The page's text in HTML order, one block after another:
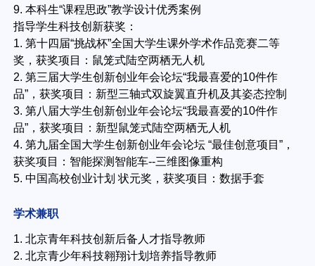
9. 本科生“课程思政”教学设计优秀案例
指导学生科技创新获奖：
1. 第十四届“挑战杯”全国大学生课外学术作品竞赛二等
奖，获奖项目：鼠笼式陆空两栖无人机
2. 第三届大学生创新创业年会论坛“我最喜爱的10件作
品”，获奖项目：新型三轴式双旋翼直升机及其姿态控制
3. 第八届大学生创新创业年会论坛“我最喜爱的10件作
品”，获奖项目：新型鼠笼式陆空两栖无人机
4. 第九届全国大学生创新创业年会论坛 “最佳创意项目”，
获奖项目：智能探测智能车--三维图像重构
5. 中国高校创业计划 状元奖，获奖项目：数据手套
学术兼职
1. 北京青年科技创新后备人才指导教师
2. 北京青少年科技翱翔计划培养指导教师